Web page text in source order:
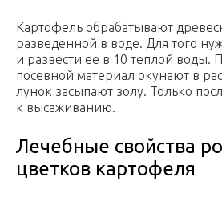
Картофель обрабатывают
разведенной в воде. Для того
и развести ее в 10 теплой воды.
посевной материал окунают в
лунок засыпают золу. Только
к высаживанию.
Лечебные свойства
цветков картофеля